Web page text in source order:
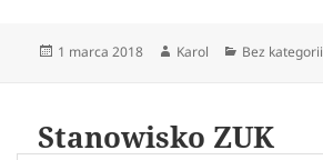
Data
1 marca 2018 Autor
Karol Kategorie
Bez kategorii
Stanowisko ZUK